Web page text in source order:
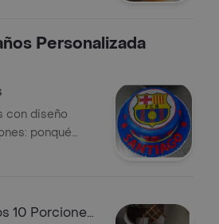
Personalizada
con diseño
ponqué
Rinde 20
10 Porciones